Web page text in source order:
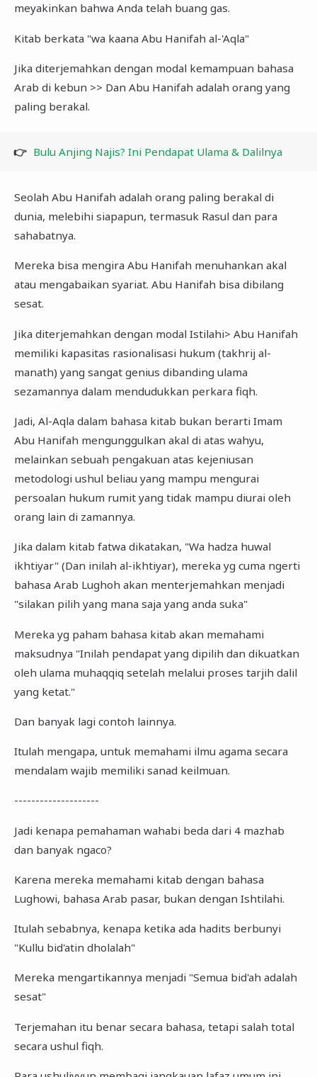
meyakinkan bahwa Anda telah buang gas.
Kitab berkata "wa kaana Abu Hanifah al-'Aqla"
Jika diterjemahkan dengan modal kemampuan bahasa
Arab di kebun >> Dan Abu Hanifah adalah orang yang
paling berakal.
👉 Bulu Anjing Najis? Ini Pendapat Ulama & Dalilnya
Seolah Abu Hanifah adalah orang paling berakal di
dunia, melebihi siapapun, termasuk Rasul dan para
sahabatnya.
Mereka bisa mengira Abu Hanifah menuhankan akal
atau mengabaikan syariat. Abu Hanifah bisa dibilang
sesat.
Jika diterjemahkan dengan modal Istilahi> Abu Hanifah
memiliki kapasitas rasionalisasi hukum (takhrij al-
manath) yang sangat genius dibanding ulama
sezamannya dalam mendudukkan perkara fiqh.
Jadi, Al-Aqla dalam bahasa kitab bukan berarti Imam
Abu Hanifah mengunggulkan akal di atas wahyu,
melainkan sebuah pengakuan atas kejeniusan
metodologi ushul beliau yang mampu mengurai
persoalan hukum rumit yang tidak mampu diurai oleh
orang lain di zamannya.
Jika dalam kitab fatwa dikatakan, "Wa hadza huwal
ikhtiyar" (Dan inilah al-ikhtiyar), mereka yg cuma ngerti
bahasa Arab Lughoh akan menterjemahkan menjadi
"silakan pilih yang mana saja yang anda suka"
Mereka yg paham bahasa kitab akan memahami
maksudnya "Inilah pendapat yang dipilih dan dikuatkan
oleh ulama muhaqqiq setelah melalui proses tarjih dalil
yang ketat."
Dan banyak lagi contoh lainnya.
Itulah mengapa, untuk memahami ilmu agama secara
mendalam wajib memiliki sanad keilmuan.
--------------------
Jadi kenapa pemahaman wahabi beda dari 4 mazhab
dan banyak ngaco?
Karena mereka memahami kitab dengan bahasa
Lughowi, bahasa Arab pasar, bukan dengan Ishtilahi.
Itulah sebabnya, kenapa ketika ada hadits berbunyi
"Kullu bid'atin dholalah"
Mereka mengartikannya menjadi "Semua bid'ah adalah
sesat"
Terjemahan itu benar secara bahasa, tetapi salah total
secara ushul fiqh.